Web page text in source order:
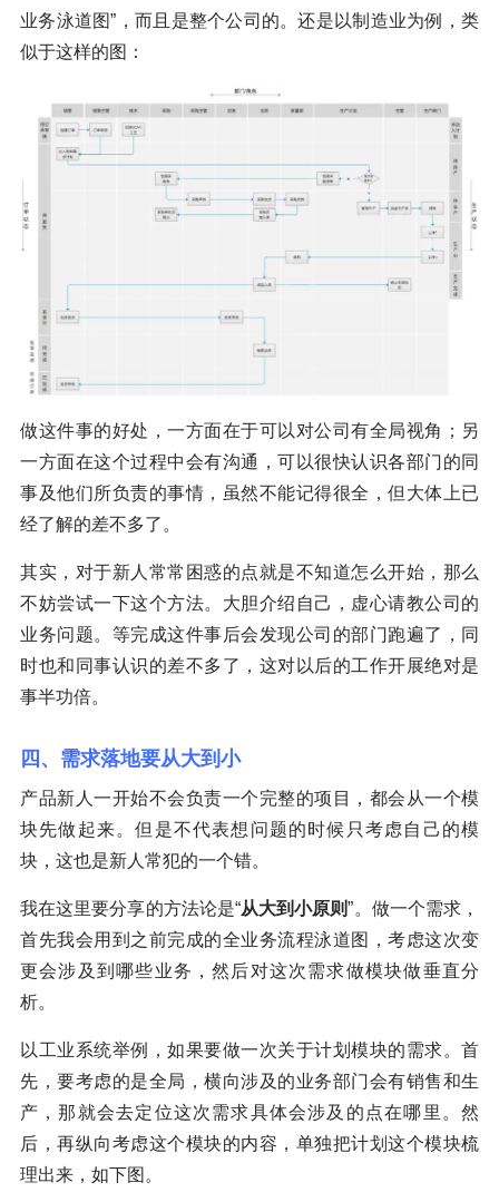
业务泳道图”，而且是整个公司的。还是以制造业为例，类
似于这样的图：
做这件事的好处，一方面在于可以对公司有全局视角；另
一方面在这个过程中会有沟通，可以很快认识各部门的同
事及他们所负责的事情，虽然不能记得很全，但大体上已
经了解的差不多了。
其实，对于新人常常困惑的点就是不知道怎么开始，那么
不妨尝试一下这个方法。大胆介绍自己，虚心请教公司的
业务问题。等完成这件事后会发现公司的部门跑遍了，同
时也和同事认识的差不多了，这对以后的工作开展绝对是
事半功倍。
四、需求落地要从大到小
产品新人一开始不会负责一个完整的项目，都会从一个模
块先做起来。但是不代表想问题的时候只考虑自己的模
块，这也是新人常犯的一个错。
我在这里要分享的方法论是“从大到小原则”。做一个需求，
首先我会用到之前完成的全业务流程泳道图，考虑这次变
更会涉及到哪些业务，然后对这次需求做模块做垂直分
析。
以工业系统举例，如果要做一次关于计划模块的需求。首
先，要考虑的是全局，横向涉及的业务部门会有销售和生
产，那就会去定位这次需求具体会涉及的点在哪里。然
后，再纵向考虑这个模块的内容，单独把计划这个模块梳
理出来，如下图。